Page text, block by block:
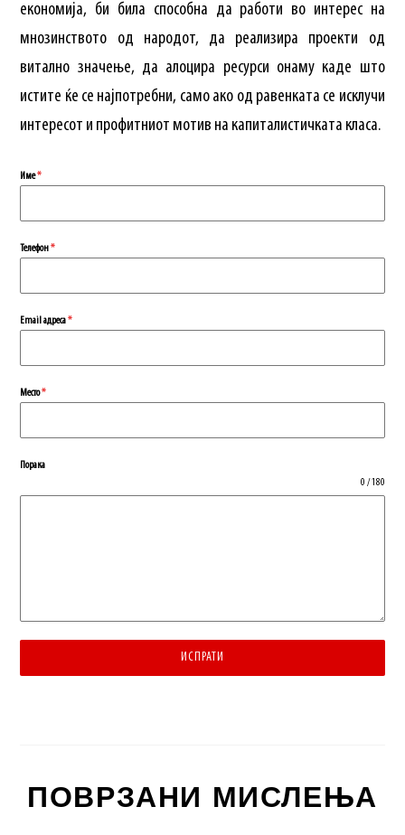
економија, би била способна да работи во интерес на
мнозинството од народот, да реализира проекти од
витално значење, да алоцира ресурси онаму каде што
истите ќе се најпотребни, само ако од равенката се исклучи
интересот и профитниот мотив на капиталистичката класа.
Име*
Телефон*
Еmail адреса*
Место*
Порака
0 / 180
ИСПРАТИ
ПОВРЗАНИ МИСЛЕЊА